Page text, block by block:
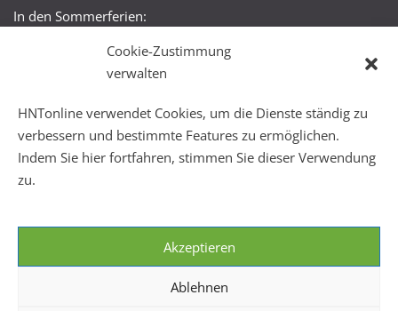
Cookie-Zustimmung
verwalten
HNTonline verwendet Cookies, um die Dienste ständig zu
verbessern und bestimmte Features zu ermöglichen.
Indem Sie hier fortfahren, stimmen Sie dieser Verwendung
zu.
Akzeptieren
Ablehnen
In den Sommerferien:
Mo + Mi 16:00 – 18:00 Uhr
Mo – Fr 08:00 – 22:00 Uhr
Sa + So 10:00 – 18:00 Uhr